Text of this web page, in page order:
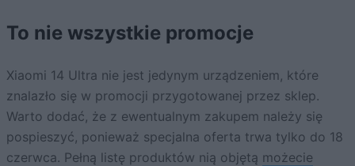
To nie wszystkie promocje
Xiaomi 14 Ultra nie jest jedynym urządzeniem, które
znalazło się w promocji przygotowanej przez sklep.
Warto dodać, że z ewentualnym zakupem należy się
pospieszyć, ponieważ specjalna oferta trwa tylko do 18
czerwca. Pełną listę produktów nią objętą możecie